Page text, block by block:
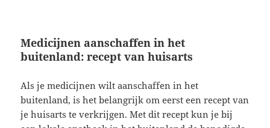
Medicijnen aanschaffen in het
buitenland: recept van huisarts
Als je medicijnen wilt aanschaffen in het
buitenland, is het belangrijk om eerst een recept van
je huisarts te verkrijgen. Met dit recept kun je bij